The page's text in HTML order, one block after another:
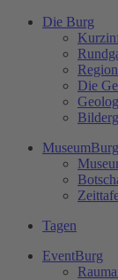
Die Burg
Region
Die
MuseumBurg
Tagen
EventBurg